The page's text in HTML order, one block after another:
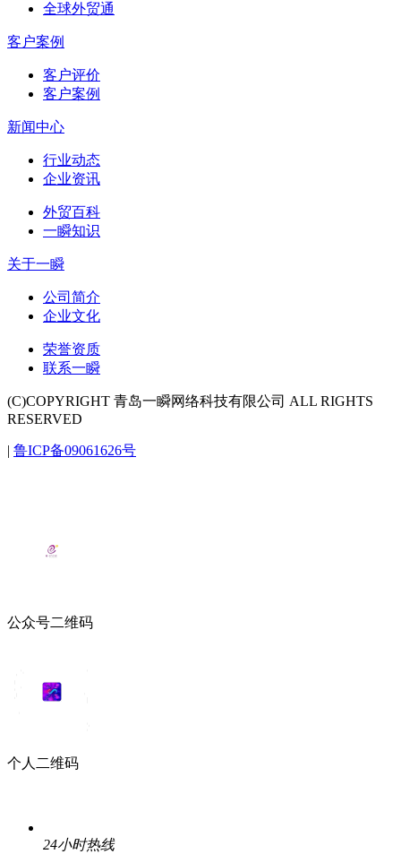
全球外贸通
客户案例
客户评价
客户案例
新闻中心
行业动态
企业资讯
外贸百科
一瞬知识
关于一瞬
公司简介
企业文化
荣誉资质
联系一瞬
(C)COPYRIGHT 青岛一瞬网络科技有限公司 ALL RIGHTS
RESERVED
| 鲁ICP备09061626号
公众号二维码
个人二维码
24小时热线